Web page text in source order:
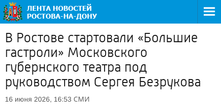
В Ростове стартовали «Большие
гастроли» Московского
губернского театра под
руководством Сергея Безрукова
16 июня 2026, 16:53 СМИ